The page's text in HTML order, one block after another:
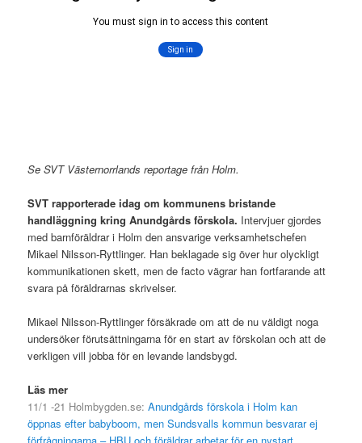
Se SVT Västernorrlands reportage från Holm.
SVT rapporterade idag om kommunens bristande
handläggning kring Anundgårds förskola. Intervjuer gjordes
med barnföräldrar i Holm den ansvarige verksamhetschefen
Mikael Nilsson-Ryttlinger. Han beklagade sig över hur olyckligt
kommunikationen skett, men de facto vägrar han fortfarande att
svara på föräldrarnas skrivelser.
Mikael Nilsson-Ryttlinger försäkrade om att de nu väldigt noga
undersöker förutsättningarna för en start av förskolan och att de
verkligen vill jobba för en levande landsbygd.
Läs mer
11/1 -21 Holmbygden.se: Anundgårds förskola i Holm kan
öppnas efter babyboom, men Sundsvalls kommun besvarar ej